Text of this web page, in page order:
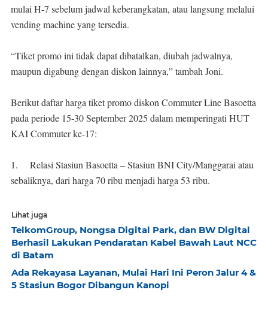
mulai H-7 sebelum jadwal keberangkatan, atau langsung melalui
vending machine yang tersedia.
“Tiket promo ini tidak dapat dibatalkan, diubah jadwalnya,
maupun digabung dengan diskon lainnya,” tambah Joni.
Berikut daftar harga tiket promo diskon Commuter Line Basoetta
pada periode 15-30 September 2025 dalam memperingati HUT
KAI Commuter ke-17:
1.
Relasi Stasiun Basoetta – Stasiun BNI City/Manggarai atau
sebaliknya, dari harga 70 ribu menjadi harga 53 ribu.
Lihat juga
TelkomGroup, Nongsa Digital Park, dan BW Digital
Berhasil Lakukan Pendaratan Kabel Bawah Laut NCC
di Batam
Ada Rekayasa Layanan, Mulai Hari Ini Peron Jalur 4 &
5 Stasiun Bogor Dibangun Kanopi